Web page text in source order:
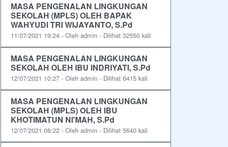
MASA PENGENALAN LINGKUNGAN
SEKOLAH (MPLS) OLEH BAPAK
WAHYUDI TRI WIJAYANTO, S.Pd
11/07/2021 19:24 - Oleh admin - Dilihat 32550 kali
MASA PENGENALAN LINGKUNGAN
SEKOLAH OLEH IBU INDRIYATI, S.Pd
12/07/2021 10:27 - Oleh admin - Dilihat 6415 kali
MASA PENGENALAN LINGKUNGAN
SEKOLAH (MPLS) OLEH IBU
KHOTIMATUN NI'MAH, S.Pd
12/07/2021 08:22 - Oleh admin - Dilihat 5640 kali